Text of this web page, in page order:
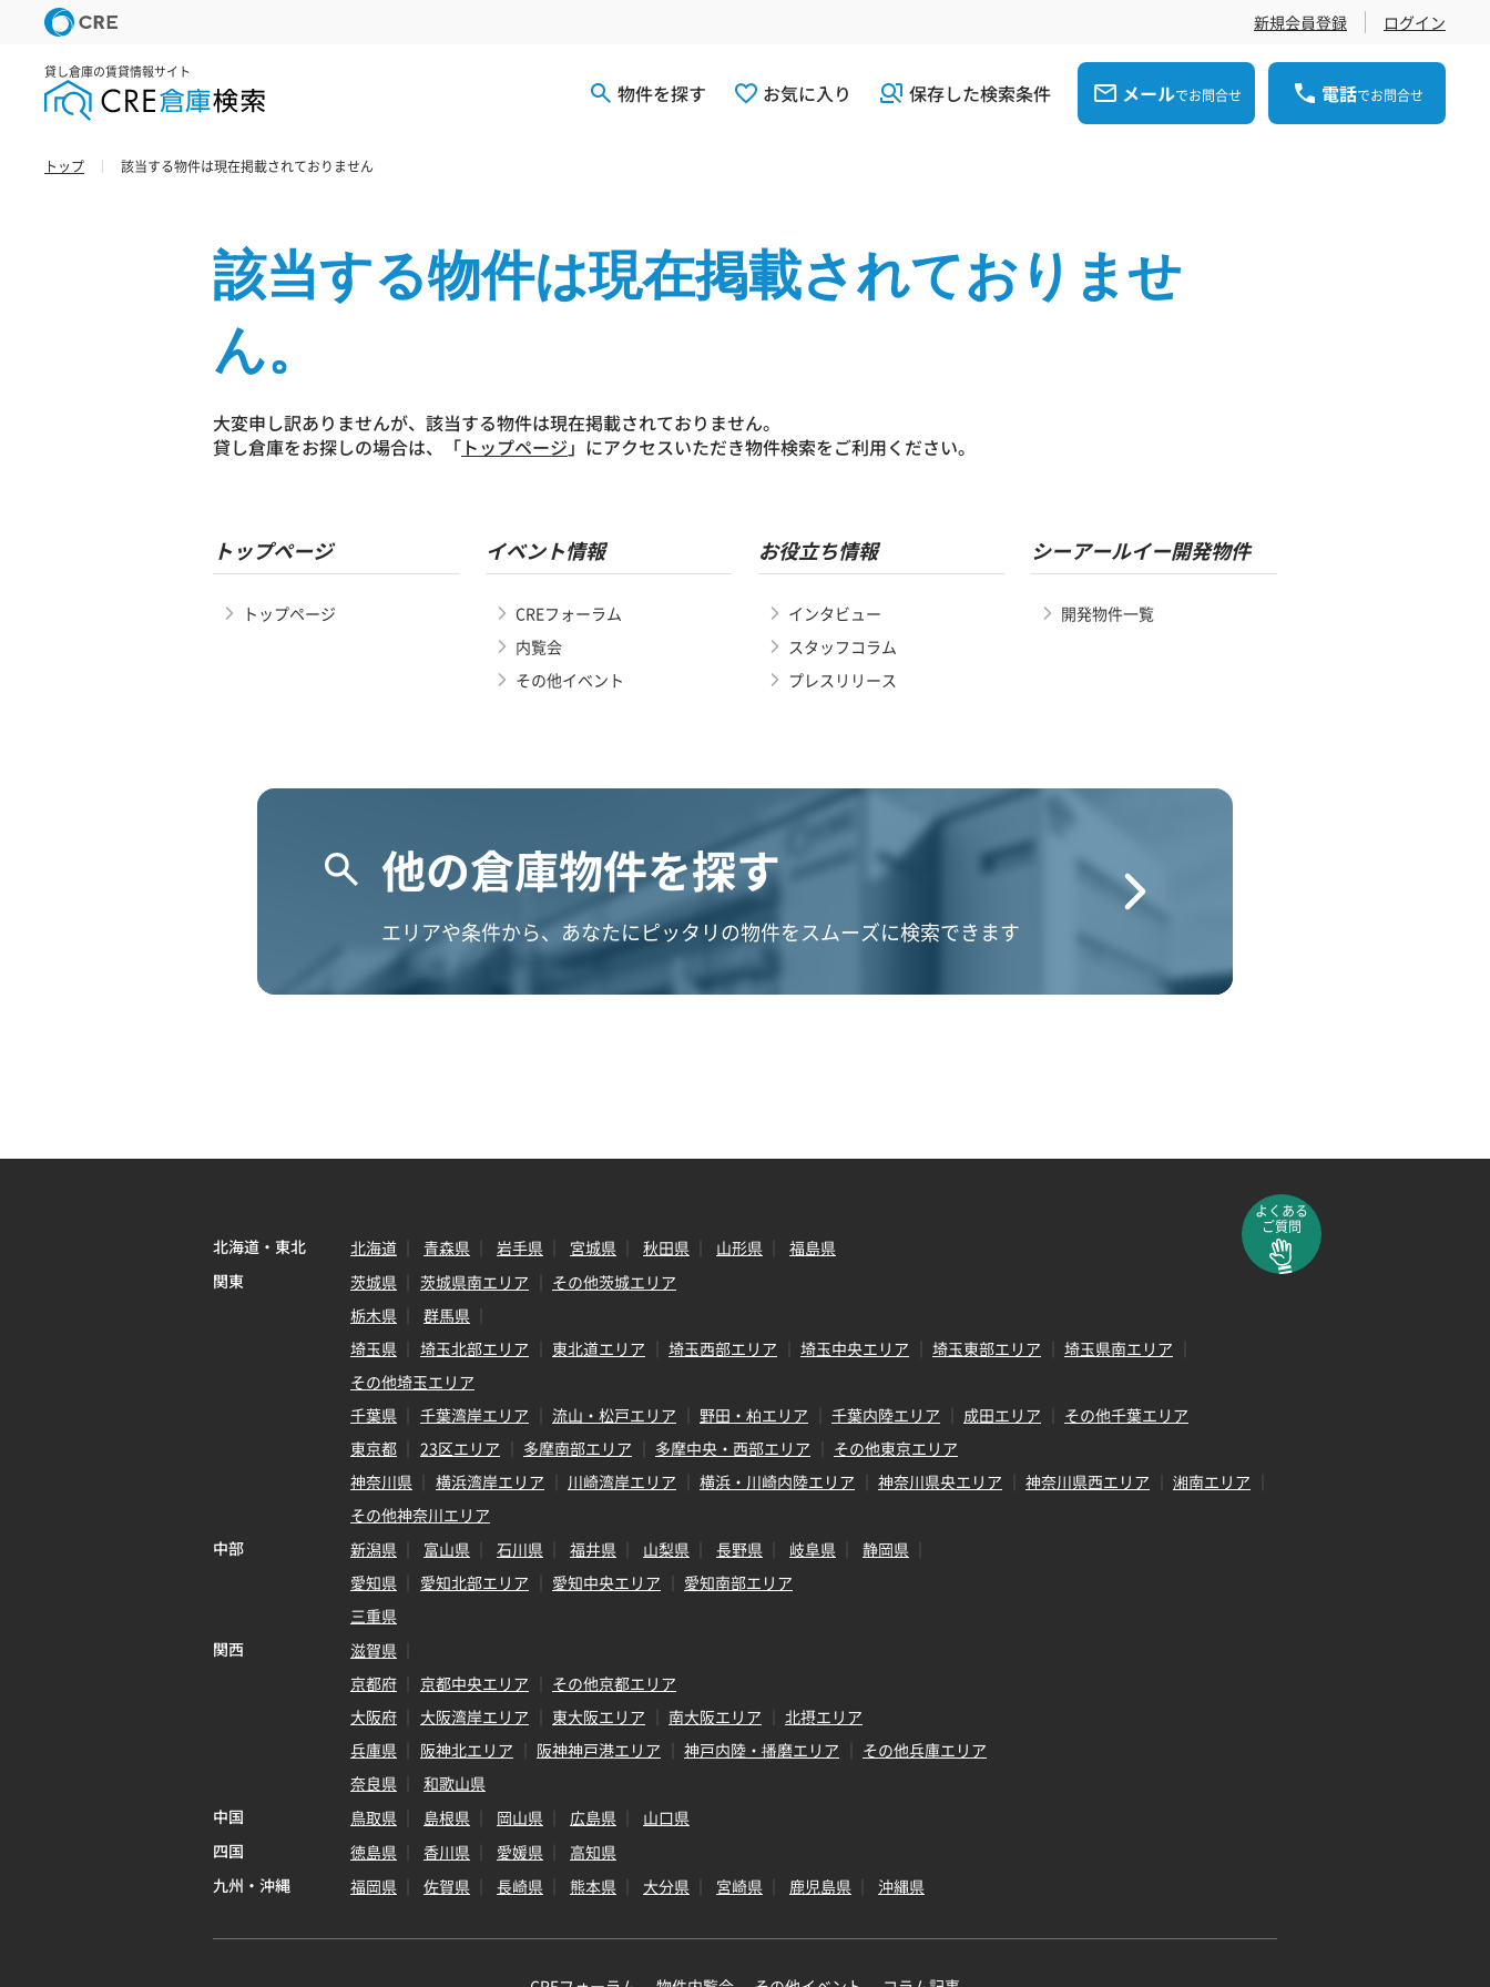
新規会員登録 ログイン
貸し倉庫の賃貸情報サイト
物件を探す お気に入り 保存した検索条件 メールでお問合せ 電話でお問合せ
トップ 該当する物件は現在掲載されておりません
該当する物件は現在掲載されておりませ
ん。
大変申し訳ありませんが、該当する物件は現在掲載されておりません。
貸し倉庫をお探しの場合は、「 トップページ 」にアクセスいただき物件検索をご利用ください。
トップページ
トップページ
イベント情報
CREフォーラム
内覧会
その他イベント
お役立ち情報
インタビュー
スタッフコラム
プレスリリース
シーアールイー開発物件
開発物件一覧
他の倉庫物件を探す
エリアや条件から、あなたにピッタリの物件をスムーズに検索できます
よくある
ご質問
北海道・東北 北海道 青森県 岩手県 宮城県 秋田県 山形県
福島県
関東
茨城県 茨城県南エリア
その他茨城エリア
栃木県
群馬県
埼玉県
埼玉北部エリア 東北道エリア 埼玉西部エリア 埼玉中央エリア 埼玉東部エリア
埼玉県南エリア
その他埼玉エリア
千葉県
千葉湾岸エリア 流山・松戸エリア 野田・柏エリア 千葉内陸エリア 成田エリア
その他千葉エリア
東京都
23区エリア 多摩南部エリア 多摩中央・西部エリア
その他東京エリア
神奈川県
横浜湾岸エリア 川崎湾岸エリア 横浜・川崎内陸エリア 神奈川県央エリア 神奈川県西エリア
湘南エリア
その他神奈川エリア
中部
新潟県 富山県 石川県 福井県 山梨県 長野県 岐阜県
静岡県
愛知県
愛知北部エリア 愛知中央エリア
愛知南部エリア
三重県
関西
滋賀県
京都府
京都中央エリア
その他京都エリア
大阪府
大阪湾岸エリア 東大阪エリア 南大阪エリア
北摂エリア
兵庫県
阪神北エリア 阪神神戸港エリア 神戸内陸・播磨エリア
その他兵庫エリア
奈良県
和歌山県
中国
鳥取県 島根県 岡山県 広島県
山口県
四国
徳島県 香川県 愛媛県
高知県
九州・沖縄
福岡県 佐賀県 長崎県 熊本県 大分県 宮崎県 鹿児島県 沖縄県